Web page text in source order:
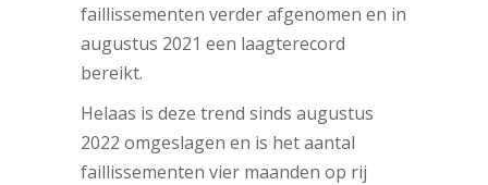
faillissementen verder afgenomen en in
augustus 2021 een laagterecord
bereikt.
Helaas is deze trend sinds augustus
2022 omgeslagen en is het aantal
faillissementen vier maanden op rij